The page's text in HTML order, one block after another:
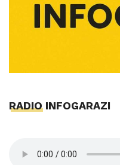
RADIO INFOGARAZI